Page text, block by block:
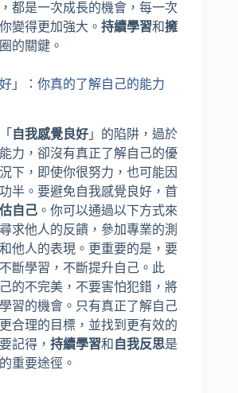
都是一次成長的機會，每一次
變得更加強大。 持續學習和擁
的關鍵。
」：你真的了解自己的能力
自我感覺良好 」的陷阱，過於
力，卻沒有真正了解自己的優
下，即使你很努力，也可能因
半。要避免自我感覺良好，首
自己 。你可以通過以下方式來
求他人的反饋，參加專業的測
他人的表現。更重要的是，要
斷學習，不斷提升自己。此
的不完美，不要害怕犯錯，將
習的機會。只有真正了解自己
合理的目標，並找到更有效的
記得， 持續學習和 自我反思是
重要途徑。